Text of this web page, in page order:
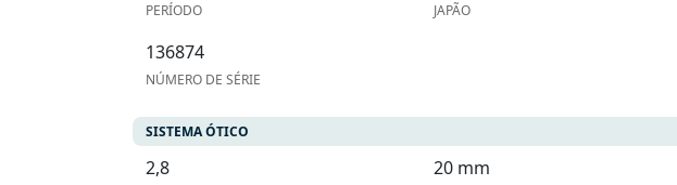
PERÍODO JAPÃO
136874
NÚMERO DE SÉRIE
SISTEMA ÓTICO
2,8 20 mm